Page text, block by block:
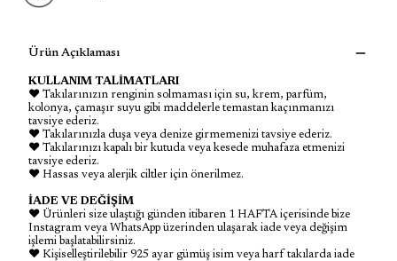
Ürün Açıklaması
KULLANIM TALİMATLARI
♥ Takılarınızın renginin solmaması için su, krem, parfüm,
kolonya, çamaşır suyu gibi maddelerle temastan kaçınmanızı
tavsiye ederiz.
♥ Takılarınızla duşa veya denize girmemenizi tavsiye ederiz.
♥ Takılarınızı kapalı bir kutuda veya kesede muhafaza etmenizi
tavsiye ederiz.
♥ Hassas veya alerjik ciltler için önerilmez.
İADE VE DEĞİŞİM
♥ Ürünleri size ulaştığı günden itibaren 1 HAFTA içerisinde bize
Instagram veya WhatsApp üzerinden ulaşarak iade veya değişim
işlemi başlatabilirsiniz.
♥ Kişiselleştirilebilir 925 ayar gümüş isim veya harf takılarda iade